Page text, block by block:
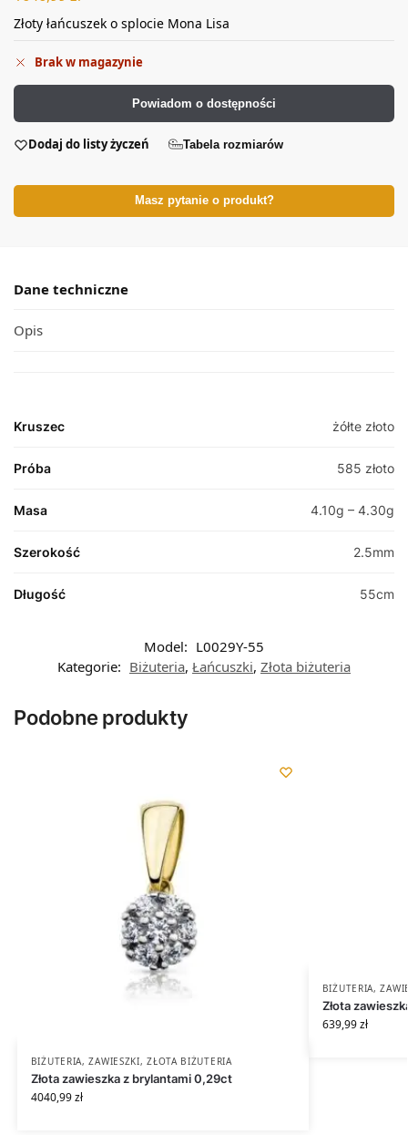
Złoty łańcuszek o splocie Mona Lisa
Brak w magazynie
Powiadom o dostępności
Dodaj do listy życzeń Tabela rozmiarów
Masz pytanie o produkt?
Dane techniczne
Opis
Kruszec żółte złoto
Próba 585 złoto
Masa 4.10g – 4.30g
Szerokość 2.5mm
Długość 55cm
Model: L0029Y-55
Kategorie: Biżuteria, Łańcuszki, Złota biżuteria
Podobne produkty
BIŻUTERIA,ZAWIESZKI,ZŁOTA BIŻUTERIA
Złota zawieszka z brylantami 0,29ct
4040,99zł
BIŻUTERIA,
Złota
639,99zł